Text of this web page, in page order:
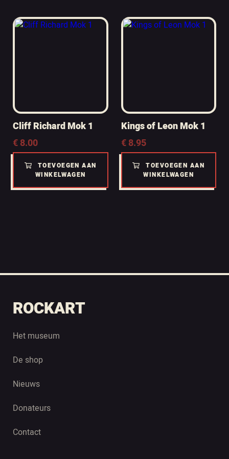
Cliff Richard Mok 1
€8.00
TOEVOEGEN AAN
WINKELWAGEN
Kings of Leon Mok 1
€8.95
TOEVOEGEN AAN
WINKELWAGEN
ROCKART
Het museum
De shop
Nieuws
Donateurs
Contact